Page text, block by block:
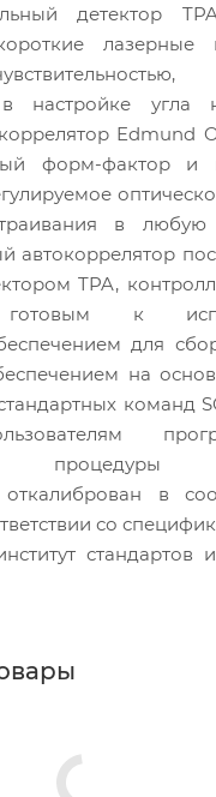
детектор
настройке угла
Edmund
форм-фактор и
в любую
автокоррелятор
TPA,
готовым к
для
на
команд
процедуры
откалиброван в
со
стандартов